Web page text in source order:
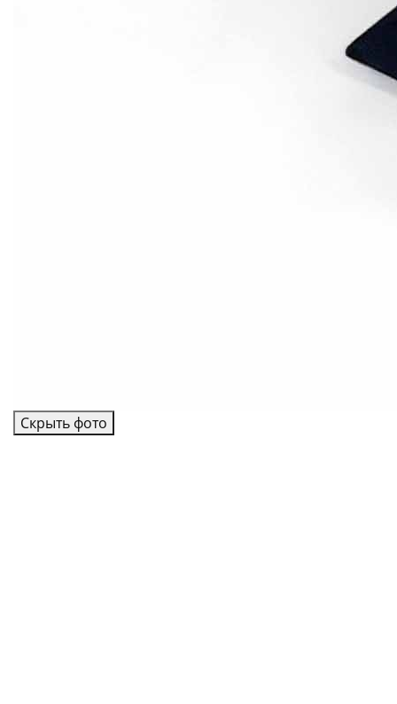
Скрыть фото